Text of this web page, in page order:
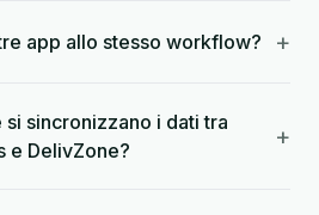
app allo stesso workflow? +
sincronizzano i dati tra
e DelivZone?
+